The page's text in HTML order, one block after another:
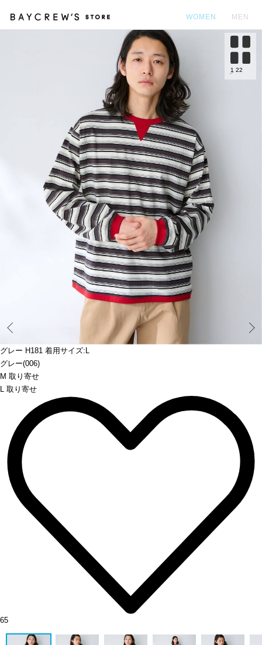
WOMEN MEN
グレー H181 着用サイズ:L
グレー(006)
M 取り寄せ
L 取り寄せ
1 22
65